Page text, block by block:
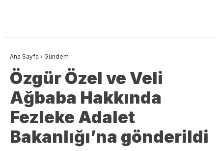
Ana Sayfa › Gündem
Özgür Özel ve Veli
Ağbaba Hakkında
Fezleke Adalet
Bakanlığı’na gönderildi